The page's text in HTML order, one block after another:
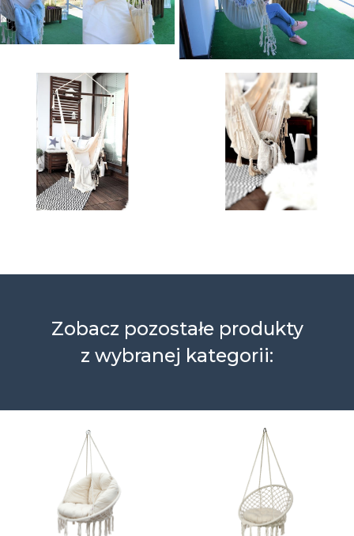
Zobacz pozostałe produkty
z wybranej kategorii: